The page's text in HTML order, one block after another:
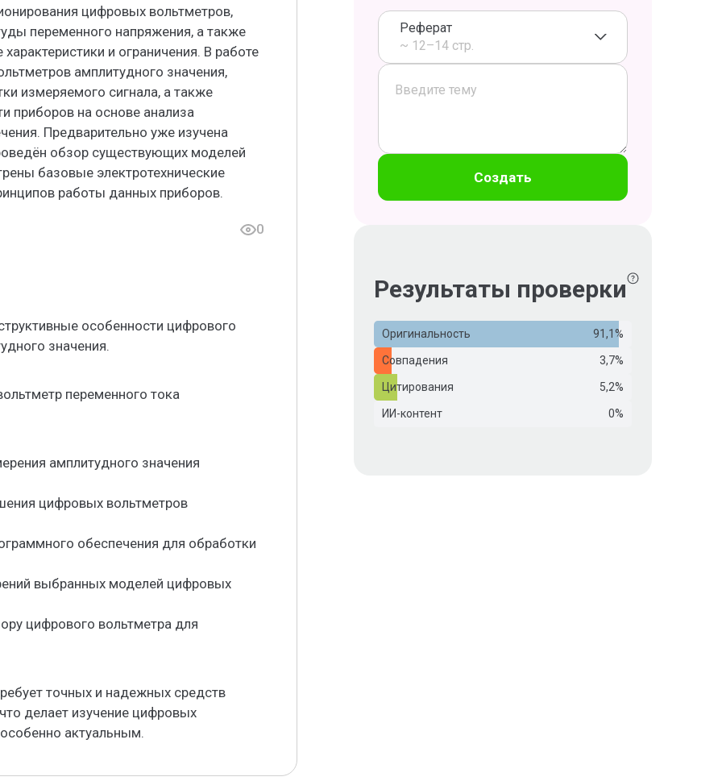
цифровых вольтметров,
переменного напряжения, а также
и ограничения. В работе
амплитудного значения,
измеряемого сигнала, а также
приборов на основе анализа
Предварительно уже изучена
обзор существующих моделей
базовые электротехнические
работы данных приборов.
0
особенности цифрового
значения.
переменного тока
амплитудного значения
цифровых вольтметров
обеспечения для обработки
выбранных моделей цифровых
цифрового вольтметра для
точных и надежных средств
делает изучение цифровых
актуальным.
Реферат
~ 12–14 стр.
Создать
Результаты проверки
Оригинальность 91,1%
Совпадения 3,7%
Цитирования 5,2%
ИИ-контент 0%